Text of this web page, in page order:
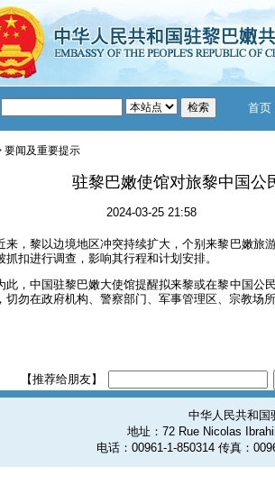
首页
要闻及重要提示
驻黎巴嫩使馆对旅黎中国公
2024-03-25 21:58
来，黎以边境地区冲突持续扩大，个别来黎巴嫩旅
抓扣进行调查，影响其行程和计划安排。
此，中国驻黎巴嫩大使馆提醒拟来黎或在黎中国公
切勿在政府机构、警察部门、军事管理区、宗教场
【推荐给朋友】
中华人民共和国
地址：72 Rue Nicolas
电话：00961-1-850314 传真：